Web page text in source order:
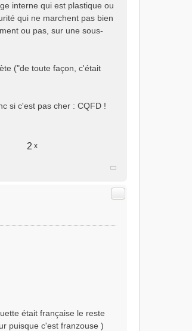
interne qui est plastique ou
qui ne marchent pas bien
ou pas, sur une sous-
("de toute façon, c'était
si c'est pas cher : CQFD !
2 x
Citer
était française le reste
puisque c'est franzouse )